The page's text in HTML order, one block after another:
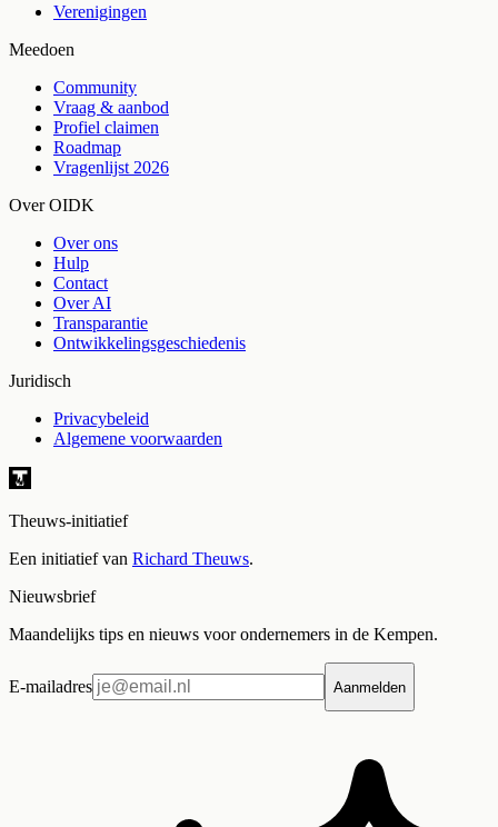
Verenigingen
Meedoen
Community
Vraag & aanbod
Profiel claimen
Roadmap
Vragenlijst 2026
Over OIDK
Over ons
Hulp
Contact
Over AI
Transparantie
Ontwikkelingsgeschiedenis
Juridisch
Privacybeleid
Algemene voorwaarden
Theuws-initiatief
Een initiatief van Richard Theuws.
Nieuwsbrief
Maandelijks tips en nieuws voor ondernemers in de Kempen.
E-mailadres Aanmelden